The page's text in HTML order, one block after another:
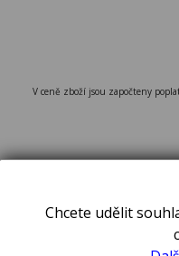
V ceně zboží jsou započteny
Chcete udělit